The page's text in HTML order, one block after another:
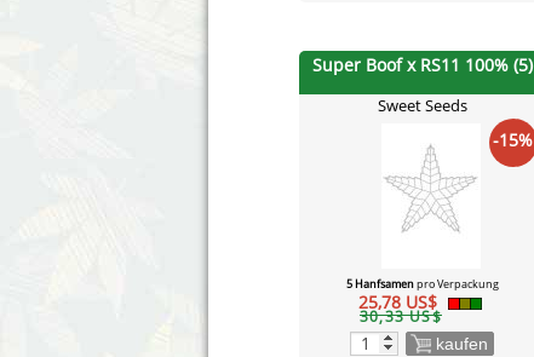
Super Boof x RS11 100% (5)
Sweet Seeds
-15%
5 Hanfsamenpro Verpackung
25,78 US$
30,33 US$
kaufen